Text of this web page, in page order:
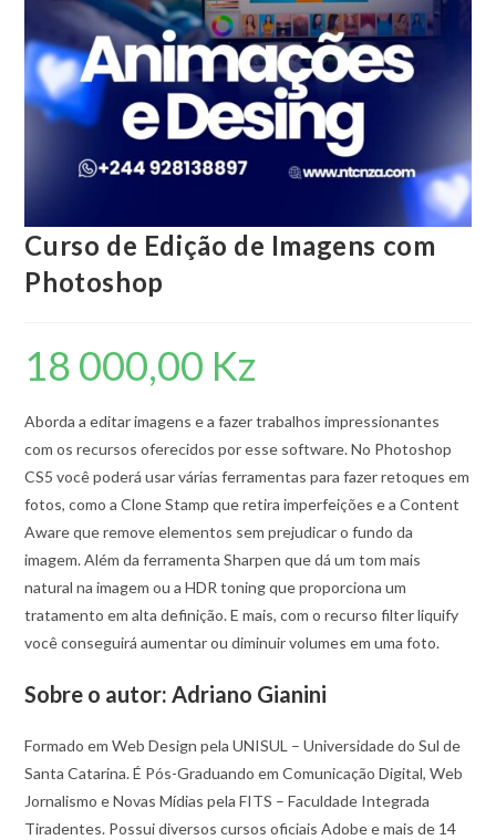
Curso de Edição de Imagens com
Photoshop
18 000,00 Kz
Aborda a editar imagens e a fazer trabalhos impressionantes
com os recursos oferecidos por esse software. No Photoshop
CS5 você poderá usar várias ferramentas para fazer retoques em
fotos, como a Clone Stamp que retira imperfeições e a Content
Aware que remove elementos sem prejudicar o fundo da
imagem. Além da ferramenta Sharpen que dá um tom mais
natural na imagem ou a HDR toning que proporciona um
tratamento em alta definição. E mais, com o recurso filter liquify
você conseguirá aumentar ou diminuir volumes em uma foto.
Sobre o autor:Adriano Gianini
Formado em Web Design pela UNISUL – Universidade do Sul de
Santa Catarina. É Pós-Graduando em Comunicação Digital, Web
Jornalismo e Novas Mídias pela FITS – Faculdade Integrada
Tiradentes. Possui diversos cursos oficiais Adobe e mais de 14